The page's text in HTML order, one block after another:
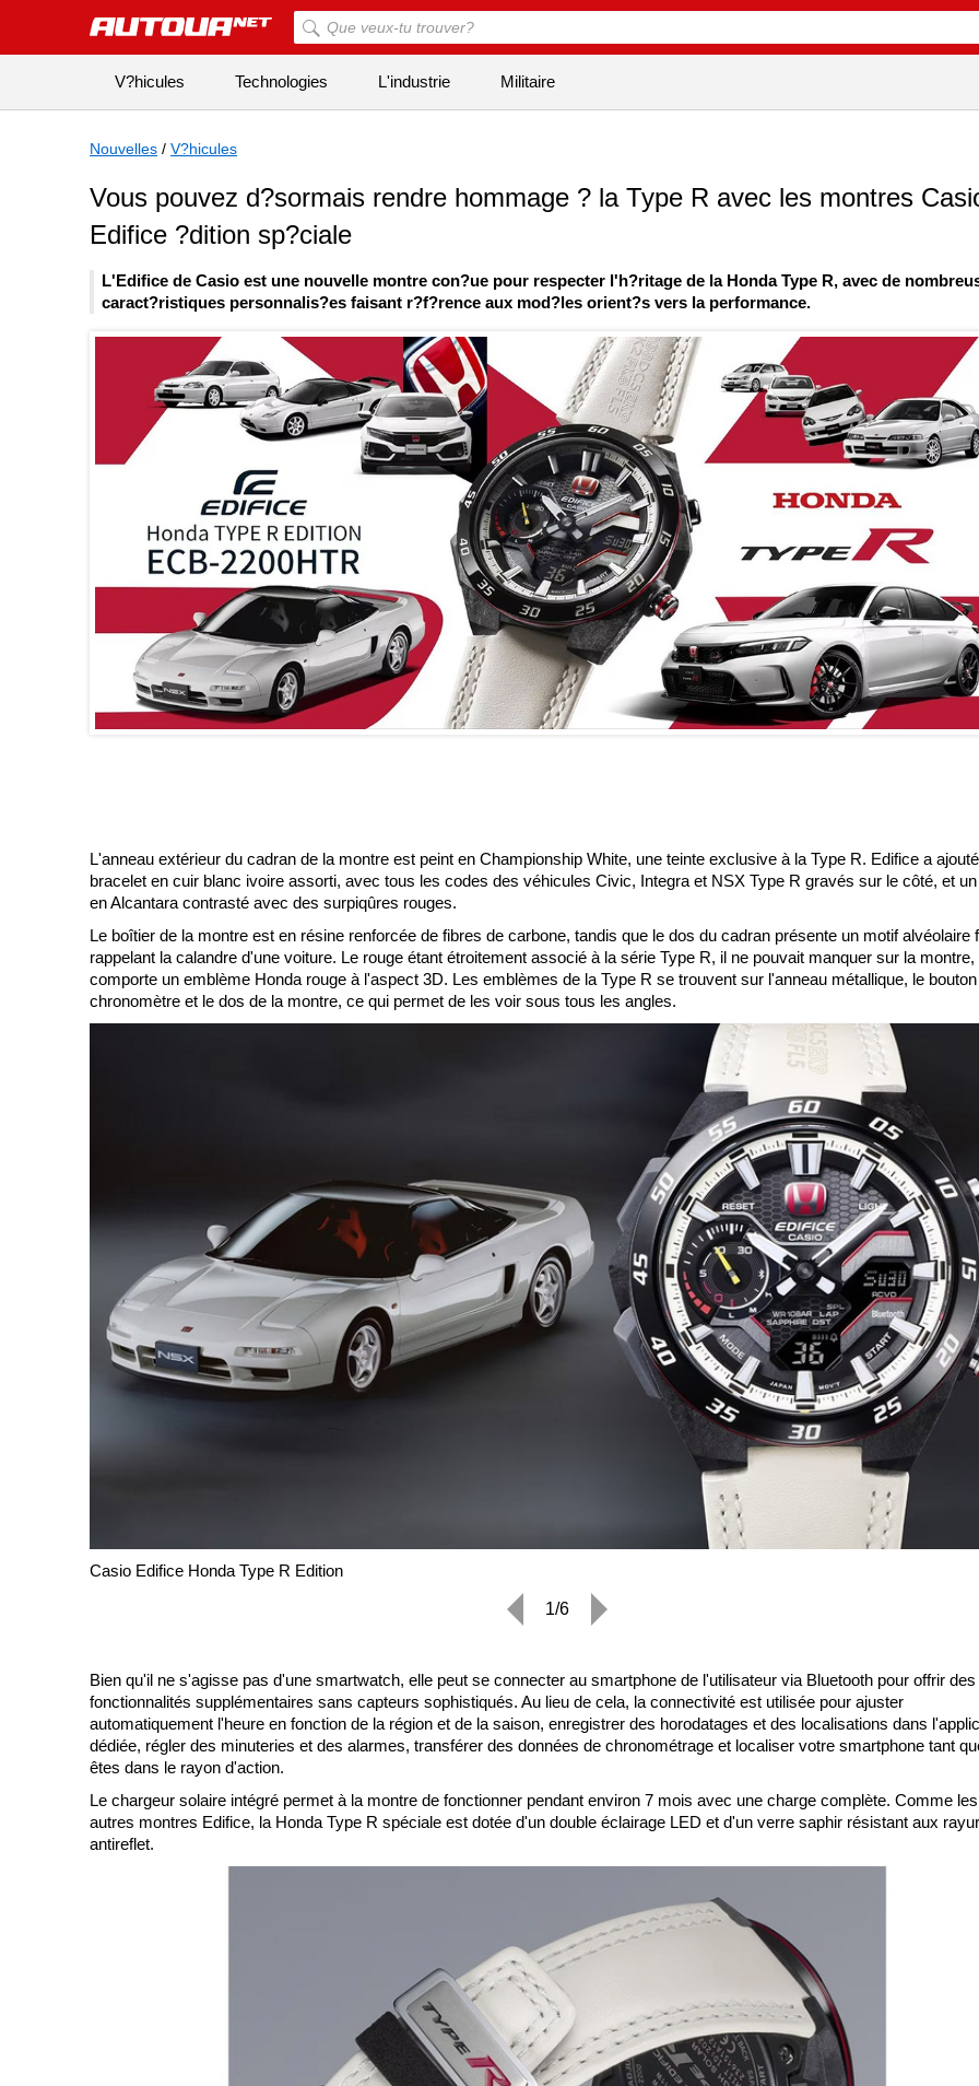
V?hicules Technologies L'industrie Militaire
Nouvelles / V?hicules
Vous pouvez d?sormais rendre hommage ? la Type R avec les montres
Edifice ?dition sp?ciale
L'Edifice de Casio est une nouvelle montre con?ue pour respecter l'h?ritage de la Honda Type R, avec de
caract?ristiques personnalis?es faisant r?f?rence aux mod?les orient?s vers la performance.
L'anneau extérieur du cadran de la montre est peint en Championship White, une teinte exclusive à la Type R. Edifice a
bracelet en cuir blanc ivoire assorti, avec tous les codes des véhicules Civic, Integra et NSX Type R gravés sur le côté, et
en Alcantara contrasté avec des surpiqûres rouges.
Le boîtier de la montre est en résine renforcée de fibres de carbone, tandis que le dos du cadran présente un motif alvéolaire
rappelant la calandre d'une voiture. Le rouge étant étroitement associé à la série Type R, il ne pouvait manquer sur la montre,
comporte un emblème Honda rouge à l'aspect 3D. Les emblèmes de la Type R se trouvent sur l'anneau métallique, le
chronomètre et le dos de la montre, ce qui permet de les voir sous tous les angles.
Casio Edifice Honda Type R Edition
1/6
Bien qu'il ne s'agisse pas d'une smartwatch, elle peut se connecter au smartphone de l'utilisateur via Bluetooth pour offrir des
fonctionnalités supplémentaires sans capteurs sophistiqués. Au lieu de cela, la connectivité est utilisée pour ajuster
automatiquement l'heure en fonction de la région et de la saison, enregistrer des horodatages et des localisations dans
dédiée, régler des minuteries et des alarmes, transférer des données de chronométrage et localiser votre smartphone tant
êtes dans le rayon d'action.
Le chargeur solaire intégré permet à la montre de fonctionner pendant environ 7 mois avec une charge complète. Comme les
autres montres Edifice, la Honda Type R spéciale est dotée d'un double éclairage LED et d'un verre saphir résistant aux
antireflet.